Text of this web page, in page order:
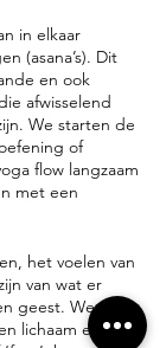
in elkaar
(asana’s). Dit
en ook
afwisselend
We starten de
of
flow langzaam
met een
het voelen van
van wat er
geest. We
lichaam en